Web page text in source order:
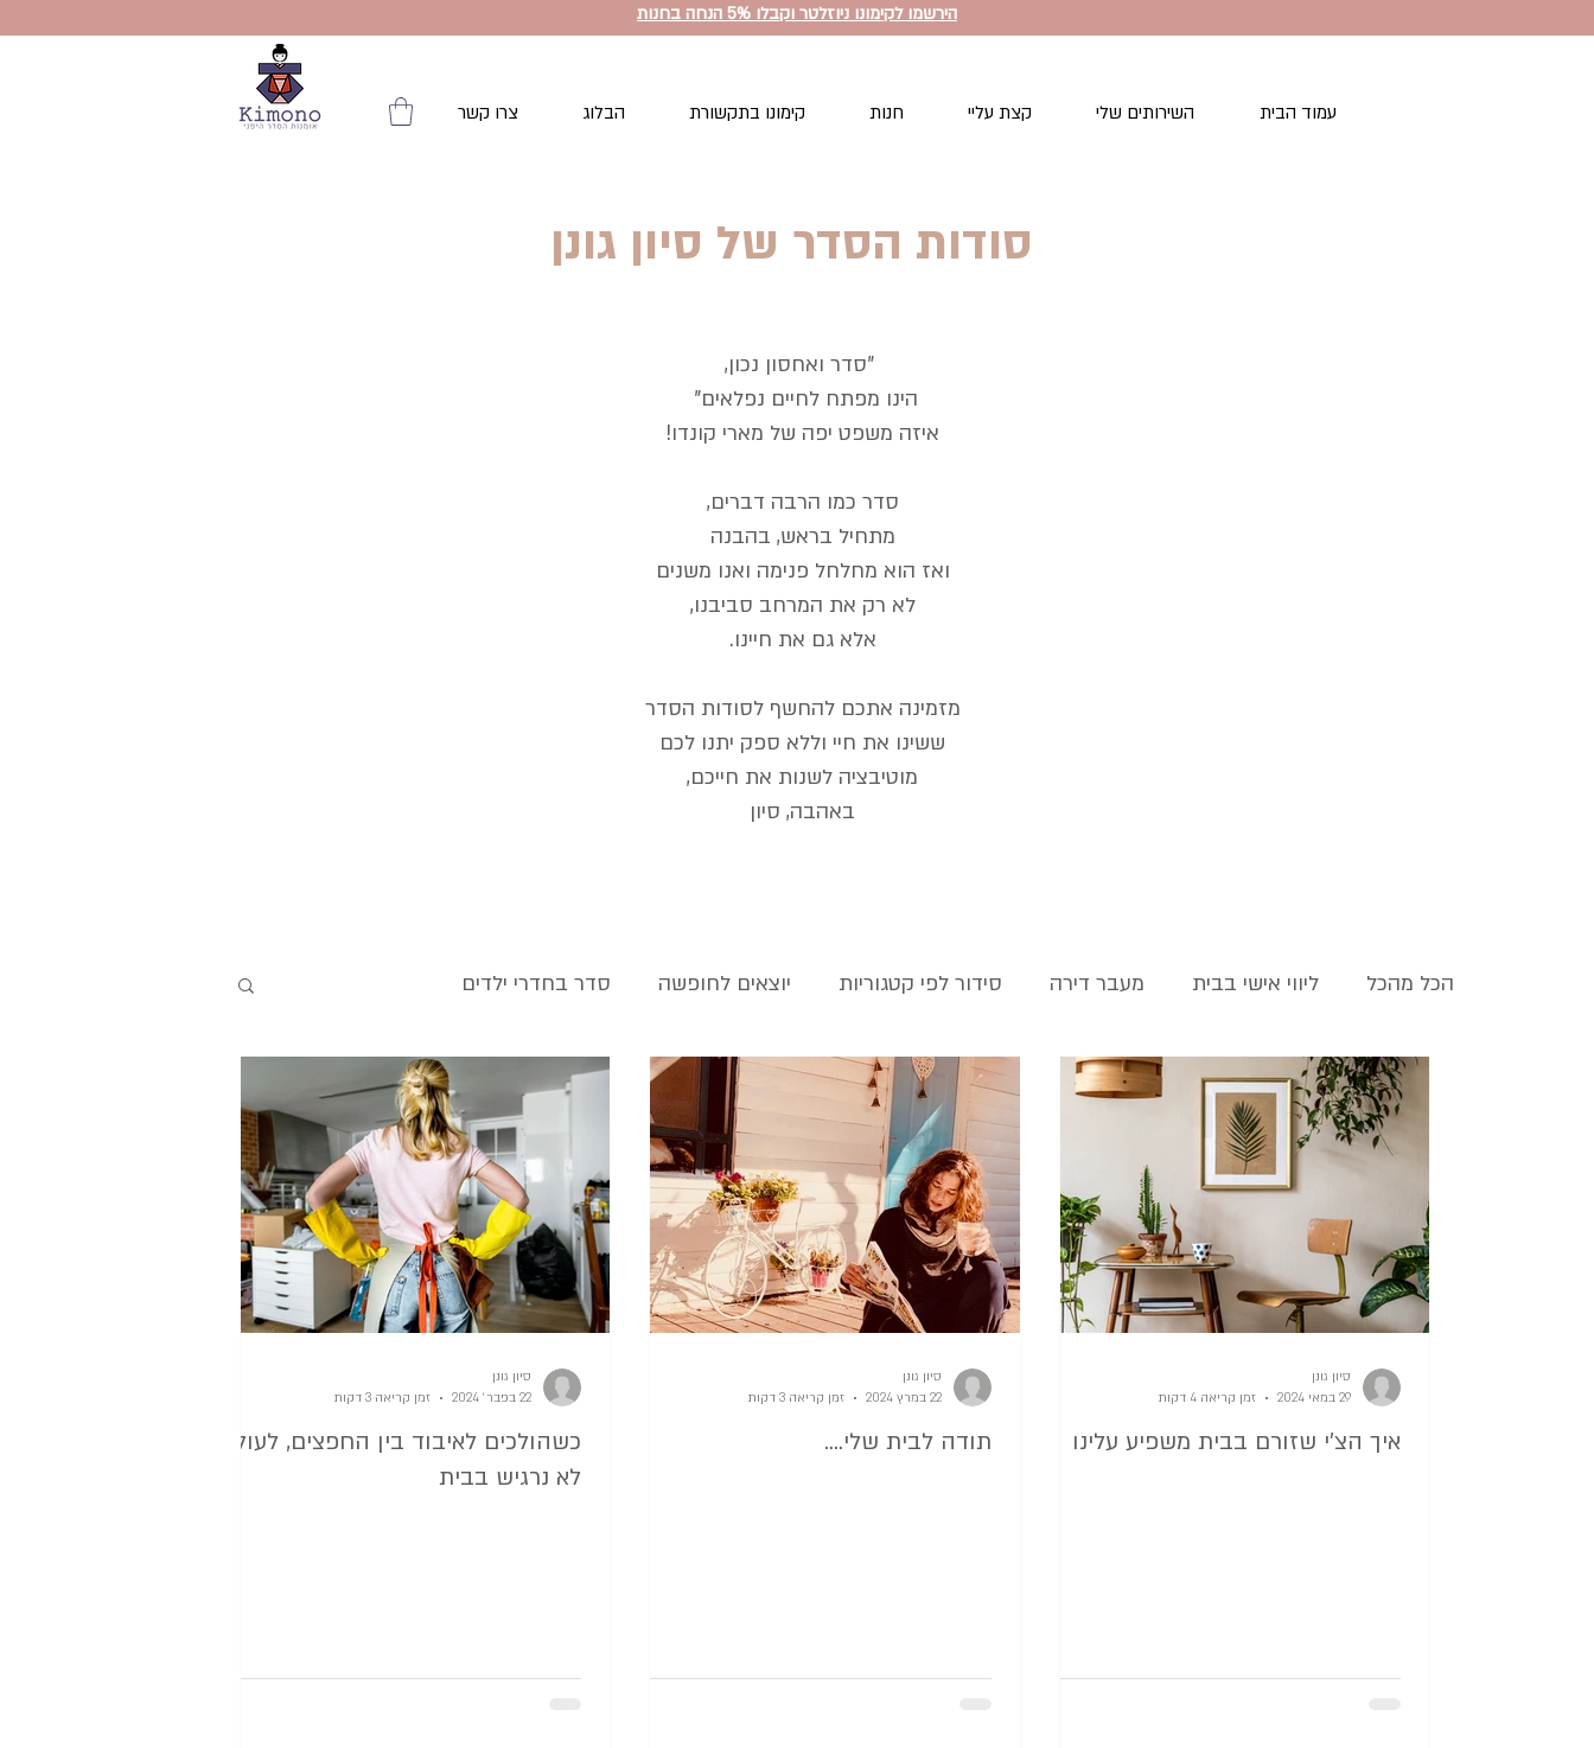
הירשמו לקימונו ניוזלטר וקבלו 5% הנחה בחנות
עמוד הבית השירותים שלי קצת עליי חנות קימונו בתקשורת הבלוג צרו קשר
סודות הסדר של סיון גונן
"סדר ואחסון נכון,
הינו מפתח לחיים נפלאים"
איזה משפט יפה של מארי קונדו!
סדר כמו הרבה דברים,
מתחיל בראש, בהבנה
ואז הוא מחלחל פנימה ואנו משנים
לא רק את המרחב סביבנו,
אלא גם את חיינו.
מזמינה אתכם להחשף לסודות הסדר
ששינו את חיי וללא ספק יתנו לכם
מוטיבציה לשנות את חייכם,
באהבה, סיון
הכל מהכל ליווי אישי בבית מעבר דירה סידור לפי קטגוריות יוצאים לחופשה סדר בחדרי ילדים
סדר במשרד ובניירת סדר בחגים סדר במטבח קורסים לסידור הבית הסדר שבפנים והסדר שבחוץ
סידור ארון בגדים סדר בבית בזמן מלחמה הרגלים חדשים סל סדר וארגון שחרור חפצים מהבית
סידור פיצפקעס בבית סדר בנעליים סידור לפי עונות להפטר מהבלגן הסדר ואני
איך הצ'י שזורם בבית משפיע עלינו
סיון גונן
29 במאי 2024
זמן קריאה 4 דקות
תודה לבית שלי....
סיון גונן
22 במרץ 2024
זמן קריאה 3 דקות
כשהולכים לאיבוד בין החפצים, לעולם
לא נרגיש בבית
סיון גונן
22 בפבר׳ 2024
זמן קריאה 3 דקות